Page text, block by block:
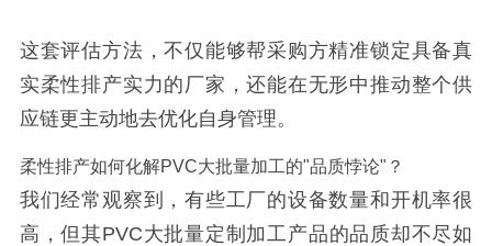
这套评估方法，不仅能够帮采购方精准锁定具备真
实柔性排产实力的厂家，还能在无形中推动整个供
应链更主动地去优化自身管理。
柔性排产如何化解PVC大批量加工的"品质悖论"？
我们经常观察到，有些工厂的设备数量和开机率很
高，但其PVC大批量定制加工产品的品质却不尽如